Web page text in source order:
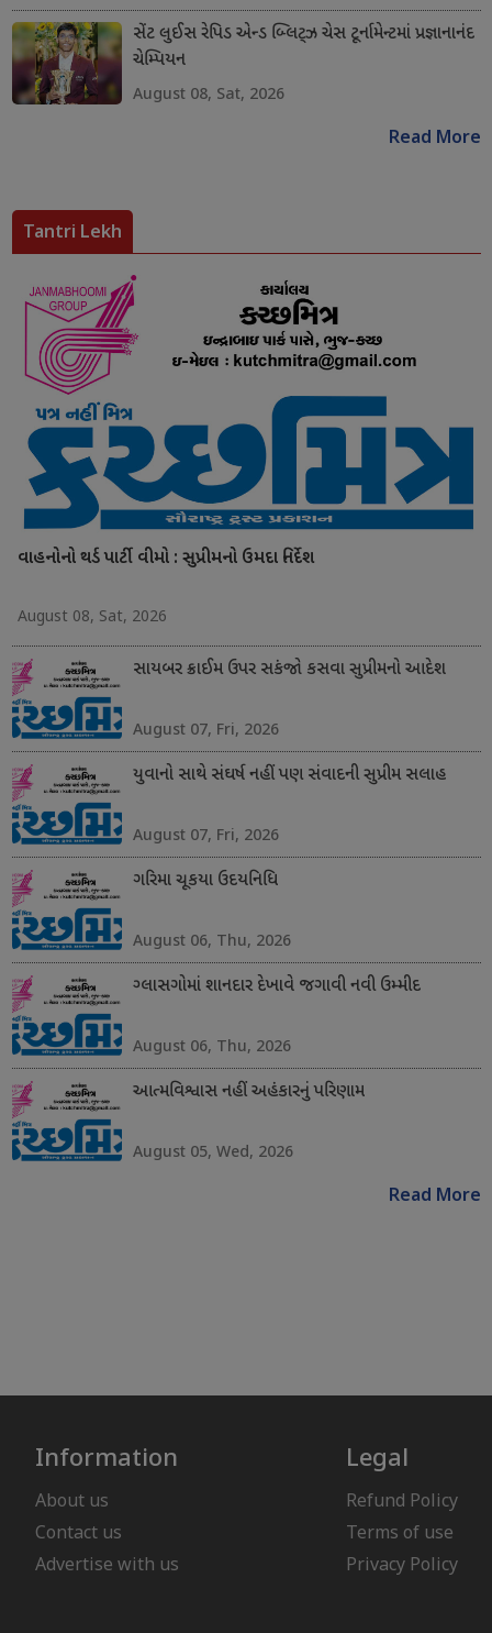
સેંટ લુઈસ રેપિડ એન્ડ બ્લિટ્ઝ ચેસ ટૂર્નામેન્ટમાં પ્રજ્ઞાનાનંદ
ચેમ્પિયન
August 08, Sat, 2026
Read More
Tantri Lekh
વાહનોનો થર્ડ પાર્ટી વીમો : સુપ્રીમનો ઉમદા નિર્દેશ
August 08, Sat, 2026
સાયબર ક્રાઈમ ઉપર સકંજો કસવા સુપ્રીમનો આદેશ
August 07, Fri, 2026
યુવાનો સાથે સંઘર્ષ નહીં પણ સંવાદની સુપ્રીમ સલાહ
August 07, Fri, 2026
ગરિમા ચૂકયા ઉદયનિધિ
August 06, Thu, 2026
ગ્લાસગોમાં શાનદાર દેખાવે જગાવી નવી ઉમ્મીદ
August 06, Thu, 2026
આત્મવિશ્વાસ નહીં અહંકારનું પરિણામ
August 05, Wed, 2026
Read More
Information
About us
Contact us
Advertise with us
Legal
Refund Policy
Terms of use
Privacy Policy